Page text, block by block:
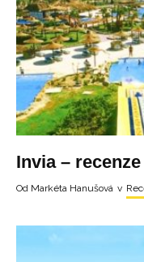
Invia – recenze
Od Markéta Hanušová v